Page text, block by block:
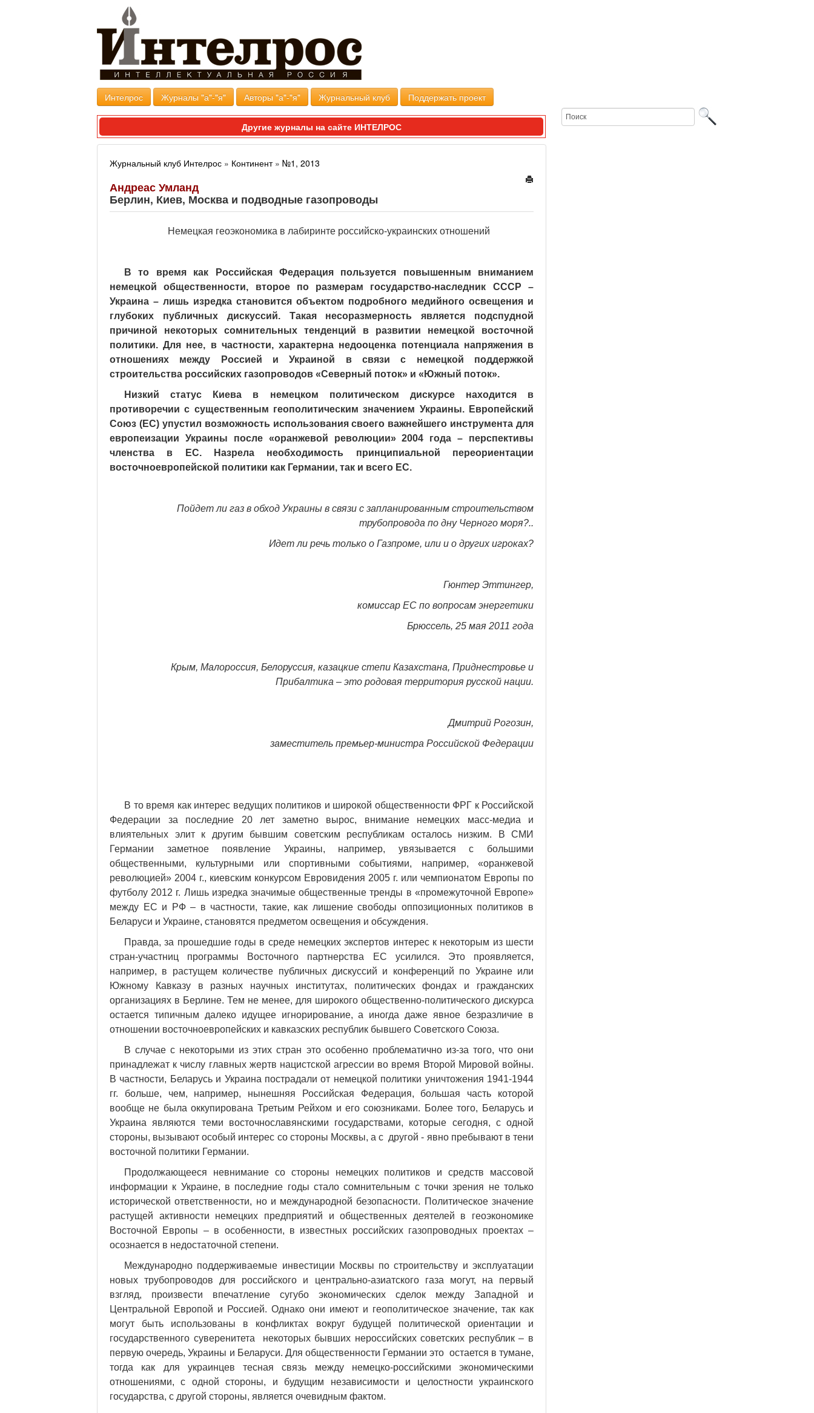
Интелрос Журналы "а"-"я" Авторы "а"-"я" Журнальный клуб Поддержать проект
Другие журналы на сайте ИНТЕЛРОС
Журнальный клуб Интелрос » Континент» №1, 2013
Андреас Умланд
Берлин, Киев, Москва и подводные газопроводы
Немецкая геоэкономика в лабиринте российско-украинских отношений
В то время как Российская Федерация пользуется повышенным вниманием
немецкой общественности, второе по размерам государство-наследник СССР –
Украина – лишь изредка становится объектом подробного медийного освещения и
глубоких публичных дискуссий. Такая несоразмерность является подспудной
причиной некоторых сомнительных тенденций в развитии немецкой восточной
политики. Для нее, в частности, характерна недооценка потенциала напряжения в
отношениях между Россией и Украиной в связи с немецкой поддержкой
строительства российских газопроводов «Северный поток» и «Южный поток».
Низкий статус Киева в немецком политическом дискурсе находится в
противоречии с существенным геополитическим значением Украины. Европейский
Союз (ЕС) упустил возможность использования своего важнейшего инструмента для
европеизации Украины после «оранжевой революции» 2004 года – перспективы
членства в ЕС. Назрела необходимость принципиальной переориентации
восточноевропейской политики как Германии, так и всего ЕС.
Пойдет ли газ в обход Украины в связи с запланированным строительством
трубопровода по дну Черного моря?..
Идет ли речь только о Газпроме, или и о других игроках?
Гюнтер Эттингер,
комиссар ЕС по вопросам энергетики
Брюссель, 25 мая 2011 года
Крым, Малороссия, Белоруссия, казацкие степи Казахстана, Приднестровье и
Прибалтика – это родовая территория русской нации.
Дмитрий Рогозин,
заместитель премьер-министра Российской Федерации
В то время как интерес ведущих политиков и широкой общественности ФРГ к Российской
Федерации за последние 20 лет заметно вырос, внимание немецких масс-медиа и
влиятельных элит к другим бывшим советским республикам осталось низким. В СМИ
Германии заметное появление Украины, например, увязывается с большими
общественными, культурными или спортивными событиями, например, «оранжевой
революцией» 2004 г., киевским конкурсом Евровидения 2005 г. или чемпионатом Европы по
футболу 2012 г. Лишь изредка значимые общественные тренды в «промежуточной Европе»
между ЕС и РФ – в частности, такие, как лишение свободы оппозиционных политиков в
Беларуси и Украине, становятся предметом освещения и обсуждения.
Правда, за прошедшие годы в среде немецких экспертов интерес к некоторым из шести
стран-участниц программы Восточного партнерства ЕС усилился. Это проявляется,
например, в растущем количестве публичных дискуссий и конференций по Украине или
Южному Кавказу в разных научных институтах, политических фондах и гражданских
организациях в Берлине. Тем не менее, для широкого общественно-политического дискурса
остается типичным далеко идущее игнорирование, а иногда даже явное безразличие в
отношении восточноевропейских и кавказских республик бывшего Советского Союза.
В случае с некоторыми из этих стран это особенно проблематично из-за того, что они
принадлежат к числу главных жертв нацистской агрессии во время Второй Мировой войны.
В частности, Беларусь и Украина пострадали от немецкой политики уничтожения 1941-1944
гг. больше, чем, например, нынешняя Российская Федерация, большая часть которой
вообще не была оккупирована Третьим Рейхом и его союзниками. Более того, Беларусь и
Украина являются теми восточнославянскими государствами, которые сегодня, с одной
стороны, вызывают особый интерес со стороны Москвы, а с другой - явно пребывают в тени
восточной политики Германии.
Продолжающееся невнимание со стороны немецких политиков и средств массовой
информации к Украине, в последние годы стало сомнительным с точки зрения не только
исторической ответственности, но и международной безопасности. Политическое значение
растущей активности немецких предприятий и общественных деятелей в геоэкономике
Восточной Европы – в особенности, в известных российских газопроводных проектах –
осознается в недостаточной степени.
Международно поддерживаемые инвестиции Москвы по строительству и эксплуатации
новых трубопроводов для российского и центрально-азиатского газа могут, на первый
взгляд, произвести впечатление сугубо экономических сделок между Западной и
Центральной Европой и Россией. Однако они имеют и геополитическое значение, так как
могут быть использованы в конфликтах вокруг будущей политической ориентации и
государственного суверенитета некоторых бывших нероссийских советских республик – в
первую очередь, Украины и Беларуси. Для общественности Германии это остается в тумане,
тогда как для украинцев тесная связь между немецко-российскими экономическими
отношениями, с одной стороны, и будущим независимости и целостности украинского
государства, с другой стороны, является очевидным фактом.